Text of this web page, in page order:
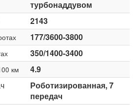
турбонаддувом
2143
177/3600-3800
350/1400-3400
км
4.9
Роботизированная, 7
передач